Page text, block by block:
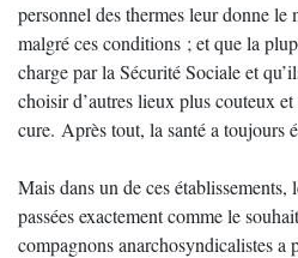
personnel des thermes leur donne
malgré ces conditions ; et que la
charge par la Sécurité Sociale et
choisir d’autres lieux plus couteux et
cure. Après tout, la santé a toujours
Mais dans un de ces établissements,
passées exactement comme le
compagnons anarchosyndicalistes a